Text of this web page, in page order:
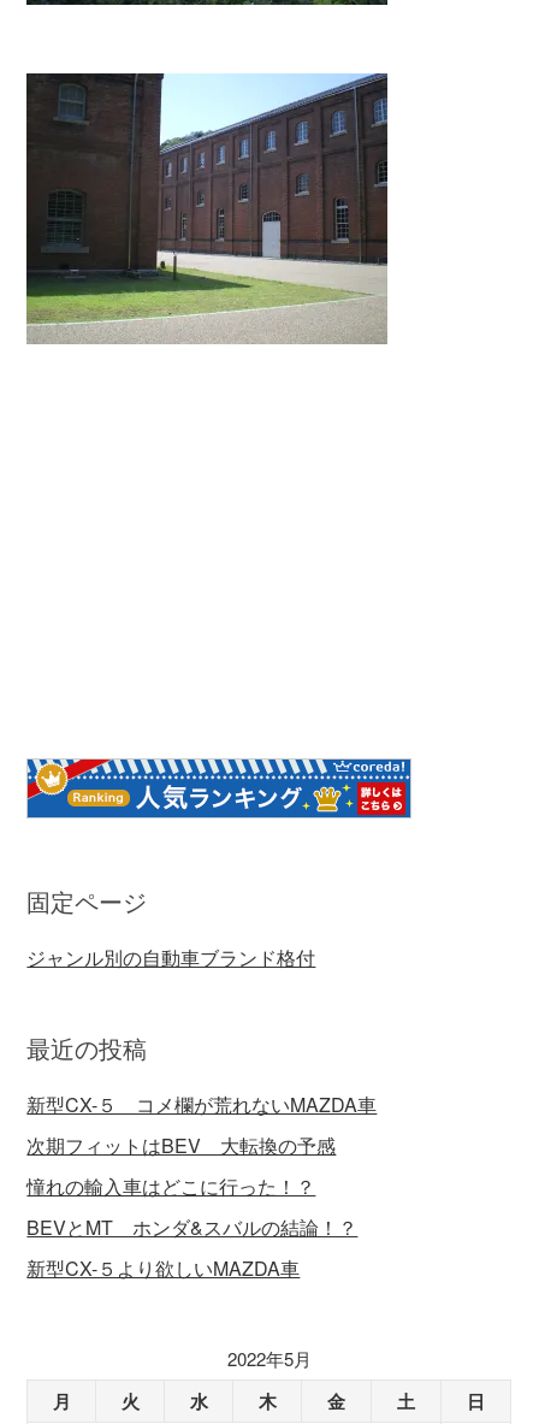
固定ページ
ジャンル別の自動車ブランド格付
最近の投稿
新型CX-５ コメ欄が荒れないMAZDA車
次期フィットはBEV 大転換の予感
憧れの輸入車はどこに行った！？
BEVとMT ホンダ&スバルの結論！？
新型CX-５より欲しいMAZDA車
2022年5月
月 火 水 木 金 土 日